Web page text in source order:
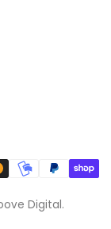
Digital.